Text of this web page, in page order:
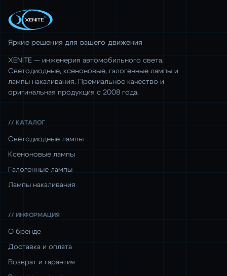
Яркие решения для вашего движения
XENITE — инженерия автомобильного света.
Светодиодные, ксеноновые, галогенные лампы и
лампы накаливания. Премиальное качество и
оригинальная продукция с 2008 года.
// КАТАЛОГ
Светодиодные лампы
Ксеноновые лампы
Галогенные лампы
Лампы накаливания
// ИНФОРМАЦИЯ
О бренде
Доставка и оплата
Возврат и гарантия